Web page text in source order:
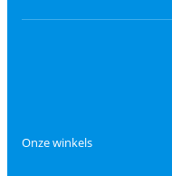
Onze winkels